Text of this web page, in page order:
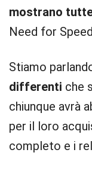
mostrano
Need for
Stiamo
differenti che
chiunque avrà
per il loro
completo e i